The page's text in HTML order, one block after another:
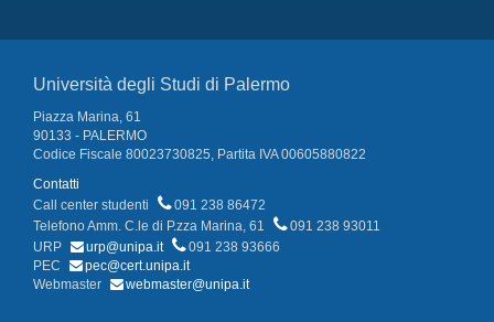
Università degli Studi di Palermo
Piazza Marina, 61
90133 - PALERMO
Codice Fiscale 80023730825, Partita IVA 00605880822
Contatti
Call center studenti
091 238 86472
Telefono Amm. C.le di P.zza Marina, 61
091 238 93011
URP
urp@unipa.it
091 238 93666
PEC
pec@cert.unipa.it
Webmaster
webmaster@unipa.it